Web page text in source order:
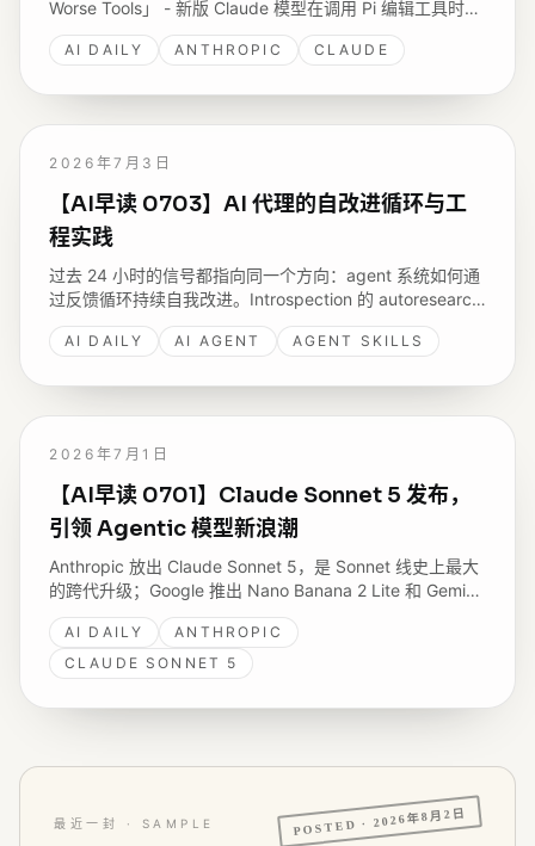
Worse Tools」 - 新版 Claude 模型在调用 Pi 编辑工具时会
凭空捏造不存在的 schema 字段，编辑内容本身正确，工
具调用却因校验失败被拒，而老版本模型反而没有这个问
AI DAILY ANTHROPIC CLAUDE
2026年7月3日
【AI早读 0703】AI 代理的自改进循环与工
程实践
过去 24 小时的信号都指向同一个方向：agent 系统如何通
过反馈循环持续自我改进。Introspection 的 autoresearch
框架、Simon Willison 用 DSPy 评估 agent prompt、Paul
Bakaus 的技能工程理念，加上 GitHub 和 AWS 的安全治
AI DAILY AI AGENT AGENT SKILLS
2026年7月1日
【AI早读 0701】Claude Sonnet 5 发布，
引领 Agentic 模型新浪潮
Anthropic 放出 Claude Sonnet 5，是 Sonnet 线史上最大
的跨代升级；Google 推出 Nano Banana 2 Lite 和 Gemini
Omni Flash；微软发布 SkillOpt 研究；Vercel 一口气更新
容器注册表、Dockerfile 支持和 Agent 功能。
AI DAILY
ANTHROPIC
CLAUDE SONNET 5
POSTED ·2026年8月2日
最近一封 · SAMPLE